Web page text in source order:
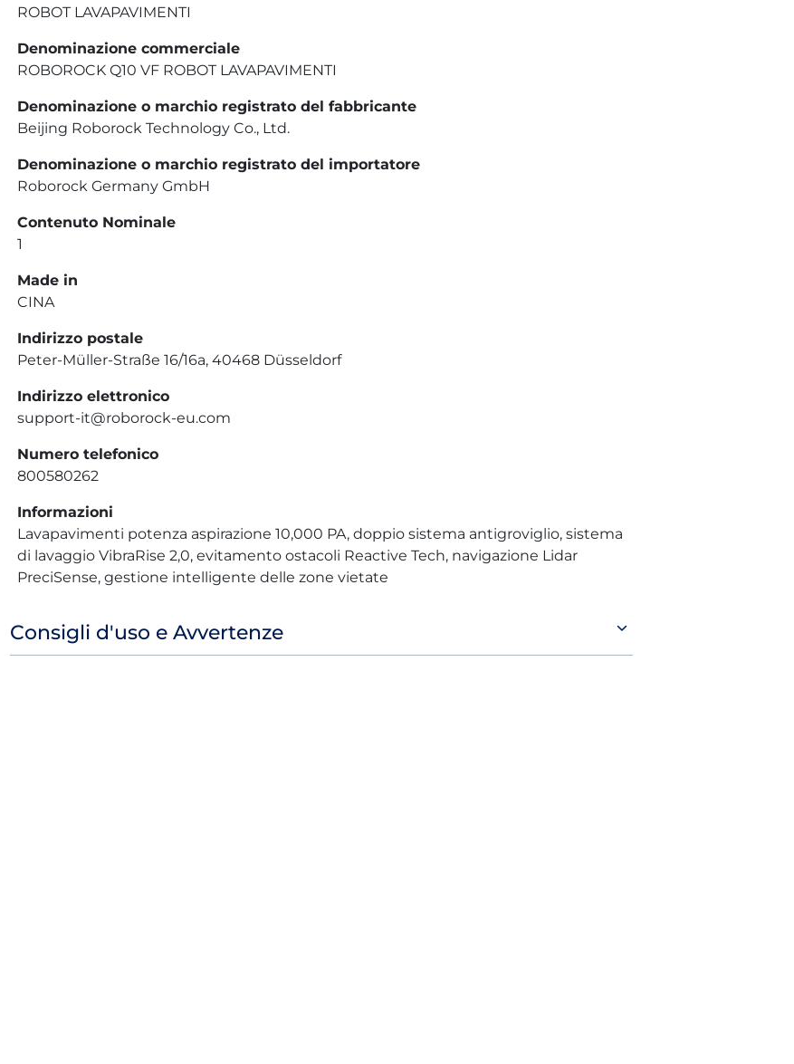
ROBOT LAVAPAVIMENTI
Denominazione commerciale
ROBOROCK Q10 VF ROBOT LAVAPAVIMENTI
Denominazione o marchio registrato del fabbricante
Beijing Roborock Technology Co., Ltd.
Denominazione o marchio registrato del importatore
Roborock Germany GmbH
Contenuto Nominale
1
Made in
CINA
Indirizzo postale
Peter-Müller-Straße 16/16a, 40468 Düsseldorf
Indirizzo elettronico
support-it@roborock-eu.com
Numero telefonico
800580262
Informazioni
Lavapavimenti potenza aspirazione 10,000 PA, doppio sistema antigroviglio, sistema
di lavaggio VibraRise 2,0, evitamento ostacoli Reactive Tech, navigazione Lidar
PreciSense, gestione intelligente delle zone vietate
Consigli d'uso e Avvertenze